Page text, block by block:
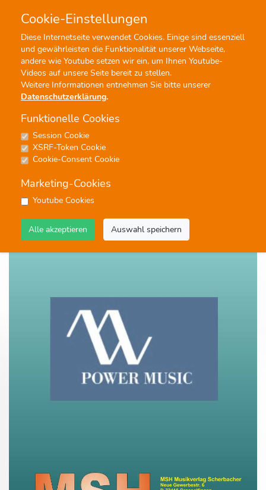
Cookie-Einstellungen
Diese Internetseite verwendet Cookies. Einige sind essenziell
und gewährleisten die Funktionalität unserer Webseite,
andere wie Youtube setzen wir ein, um Ihnen Youtube-
Videos auf unsere Seite bereit zu stellen.
Weitere Informationen entnehmen Sie bitte unserer
Datenschutzerklärung.
Funktionelle Cookies
Session Cookie
XSRF-Token Cookie
Cookie-Consent Cookie
Marketing-Cookies
Youtube Cookies
Alle akzeptieren Auswahl speichern
Menü Profisuche
Noten
Danny Boy